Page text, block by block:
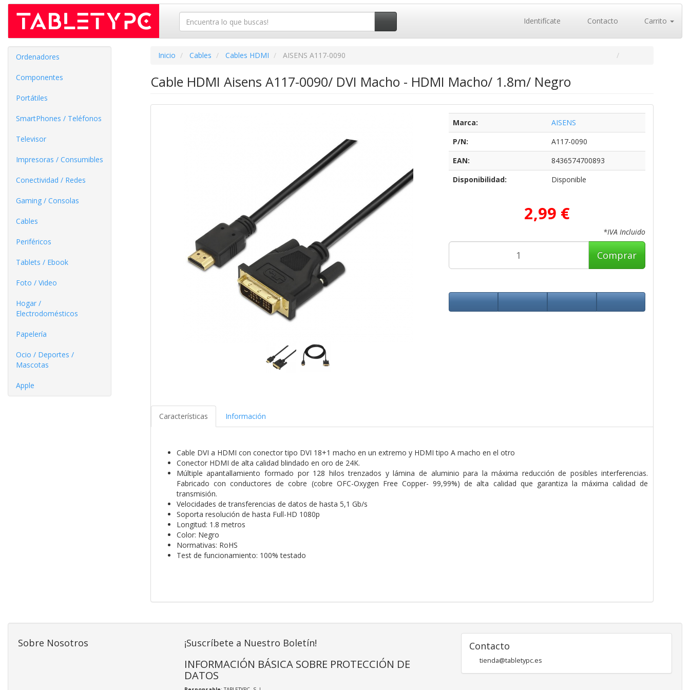
Identifícate Contacto Carrito
Ordenadores
Componentes
Portátiles
SmartPhones / Teléfonos
Televisor
Impresoras / Consumibles
Conectividad / Redes
Gaming / Consolas
Cables
Periféricos
Tablets / Ebook
Foto / Video
Hogar /
Electrodomésticos
Papelería
Ocio / Deportes /
Mascotas
Apple
Inicio Cables Cables HDMI AISENS A117-0090
Cable HDMI Aisens A117-0090/ DVI Macho - HDMI Macho/ 1.8m/ Negro
Marca:
AISENS
P/N:
A117-0090
EAN:
8436574700893
Disponibilidad:
Disponible
2,99 €
*IVA Incluido
Comprar
Características Información
Cable DVI a HDMI con conector tipo DVI 18+1 macho en un extremo y HDMI tipo A macho en el otro
Conector HDMI de alta calidad blindado en oro de 24K.
Múltiple apantallamiento formado por 128 hilos trenzados y lámina de aluminio para la máxima reducción de posibles interferencias.
Fabricado con conductores de cobre (cobre OFC-Oxygen Free Copper- 99,99%) de alta calidad que garantiza la máxima calidad de
transmisión.
Velocidades de transferencias de datos de hasta 5,1 Gb/s
Soporta resolución de hasta Full-HD 1080p
Longitud: 1.8 metros
Color: Negro
Normativas: RoHS
Test de funcionamiento: 100% testado
Sobre Nosotros ¡Suscríbete a Nuestro Boletín!
INFORMACIÓN BÁSICA SOBRE PROTECCIÓN DE
DATOS
Contacto
tienda@tabletypc.es